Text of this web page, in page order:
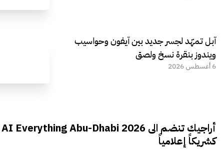
آبل تمهّد لجسر جديد بين آيفون وحواسيب
ويندوز بنقرة نسخ ولصق
6 أغسطس 2026
أراجيك تنضم الى AI Everything Abu-Dhabi 2026
كشريكاً إعلامياً